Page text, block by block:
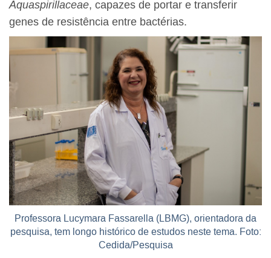
Aquaspirillaceae, capazes de portar e transferir
genes de resistência entre bactérias.
Professora Lucymara Fassarella (LBMG), orientadora da
pesquisa, tem longo histórico de estudos neste tema. Foto:
Cedida/Pesquisa